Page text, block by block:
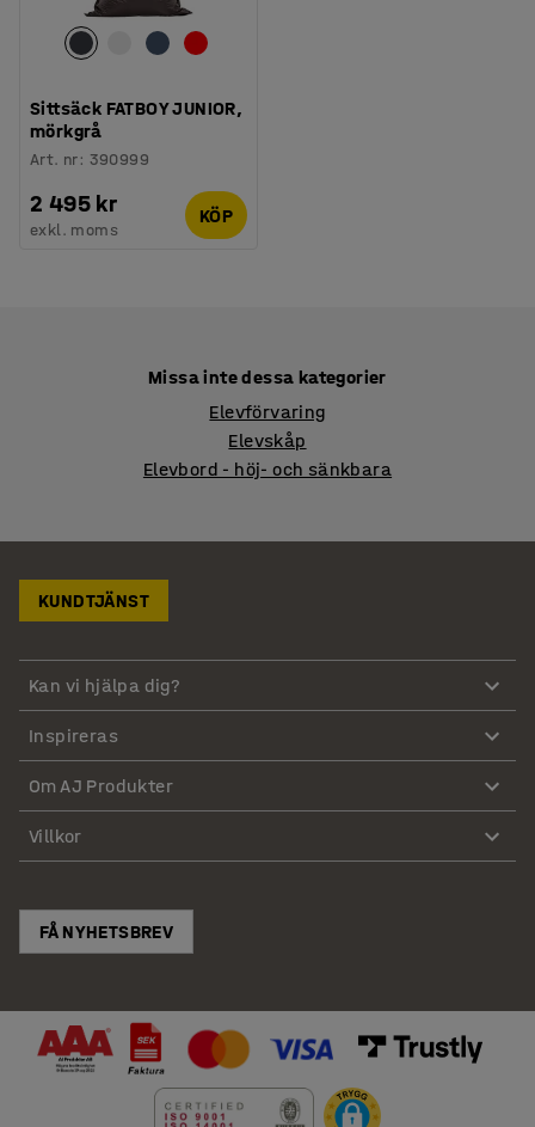
Sittsäck FATBOY JUNIOR,
mörkgrå
Art. nr: 390999
2 495 kr
exkl. moms
KÖP
Missa inte dessa kategorier
Elevförvaring
Elevskåp
Elevbord - höj- och sänkbara
KUNDTJÄNST
Kan vi hjälpa dig?
Inspireras
Om AJ Produkter
Villkor
FÅ NYHETSBREV